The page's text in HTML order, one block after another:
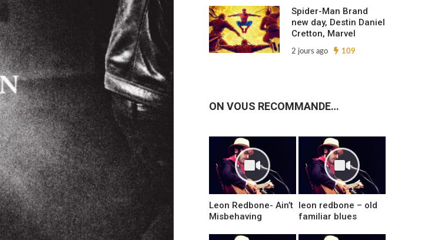
Spider-Man Brand
new day, Destin Daniel
Cretton, Marvel
2 jours ago 109
ON VOUS RECOMMANDE…
Leon Redbone- Ain’t
Misbehaving
leon redbone – old
familiar blues